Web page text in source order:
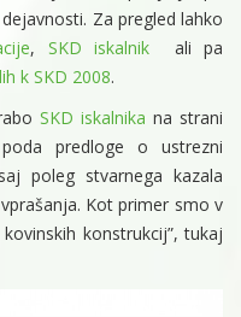
Za pregled lahko
, SKD iskalnikali pa
k SKD 2008.
SKD iskalnika na strani
predloge o ustrezni
poleg stvarnega kazala
Kot primer smo v
konstrukcij”, tukaj